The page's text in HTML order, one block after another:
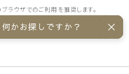
ラウザでのご利用を推奨します。
やOSの自動アップデートを有効に設定し
何かお探しですか？